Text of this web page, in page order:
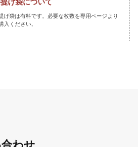
げ袋について
げ袋は有料です。必要な枚数を専用ページより
入ください。